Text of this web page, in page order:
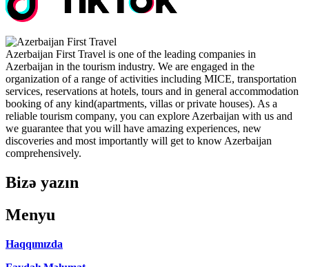
Azerbaijan First Travel is one of the leading companies in
Azerbaijan in the tourism industry. We are engaged in the
organization of a range of activities including MICE, transportation
services, reservations at hotels, tours and in general accommodation
booking of any kind(apartments, villas or private houses). As a
reliable tourism company, you can explore Azerbaijan with us and
we guarantee that you will have amazing experiences, new
discoveries and most importantly will get to know Azerbaijan
comprehensively.
Bizə yazın
Menyu
Haqqımızda